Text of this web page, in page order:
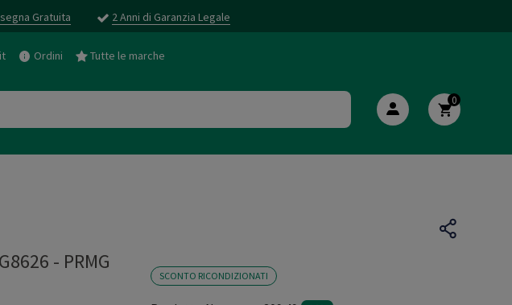
Gratuita 2 Anni di Garanzia Legale
Ordini Tutte le marche
0
- PRMG
SCONTO RICONDIZIONATI